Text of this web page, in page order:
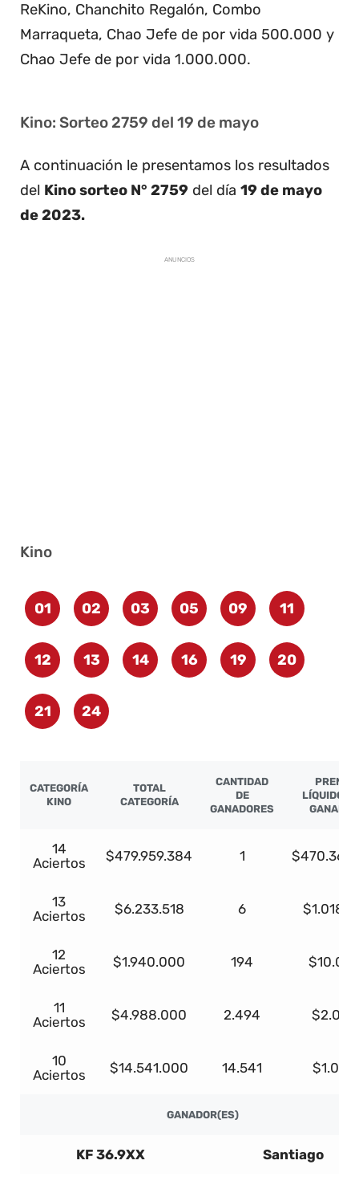
ReKino, Chanchito Regalón, Combo
Marraqueta, Chao Jefe de por vida 500.000 y
Chao Jefe de por vida 1.000.000.
Kino: Sorteo 2759 del 19 de mayo
A continuación le presentamos los resultados
del Kino sorteo N° 2759 del día 19 de mayo
de 2023.
ANUNCIOS
Kino
01 02 03 05 09 11
12 13 14 16 19 20
21 24
CATEGORÍA
KINO
TOTAL
CATEGORÍA
CANTIDAD
DE
GANADORES
PREMIO
LÍQUIDO
GANADOR
14
Aciertos
$479.959.384 1
13
Aciertos
$6.233.518 6
12
Aciertos
$1.940.000 194
11
Aciertos
$4.988.000 2.494 $2.000
10
Aciertos
$14.541.000 14.541 $1.000
GANADOR(ES)
KF 36.9XX Santiago